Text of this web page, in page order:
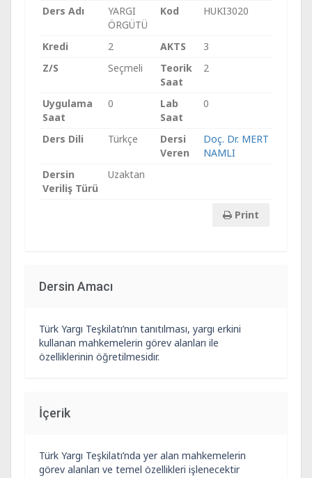
Ders Adı
YARGI
ÖRGÜTÜ
Kod HUKI3020
Kredi 2 AKTS
3
Z/S
Seçmeli
Teorik
Saat
2
Uygulama
Saat
0
Lab
Saat
0
Ders Dili Türkçe
Dersi
Veren
Doç. Dr. MERT
NAMLI
Dersin
Veriliş Türü
Uzaktan
Print
Dersin Amacı
Türk Yargı Teşkilatı’nın tanıtılması, yargı erkini
kullanan mahkemelerin görev alanları ile
özelliklerinin öğretilmesidir.
İçerik
Türk Yargı Teşkilatı’nda yer alan mahkemelerin
görev alanları ve temel özellikleri işlenecektir